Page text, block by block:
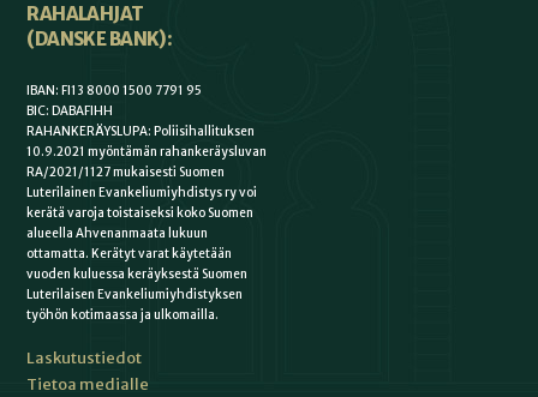
RAHALAHJAT
(DANSKE BANK):
IBAN: FI13 8000 1500 7791 95
BIC: DABAFIHH
RAHANKERÄYSLUPA: Poliisihallituksen
10.9.2021 myöntämän rahankeräysluvan
RA/2021/1127 mukaisesti Suomen
Luterilainen Evankeliumiyhdistys ry voi
kerätä varoja toistaiseksi koko Suomen
alueella Ahvenanmaata lukuun
ottamatta. Kerätyt varat käytetään
vuoden kuluessa keräyksestä Suomen
Luterilaisen Evankeliumiyhdistyksen
työhön kotimaassa ja ulkomailla.
Laskutustiedot
Tietoa medialle